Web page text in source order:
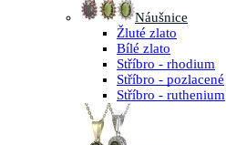
Náušnice
Žluté zlato
Bílé zlato
Stříbro - rhodium
Stříbro - pozlacené
Stříbro - ruthenium